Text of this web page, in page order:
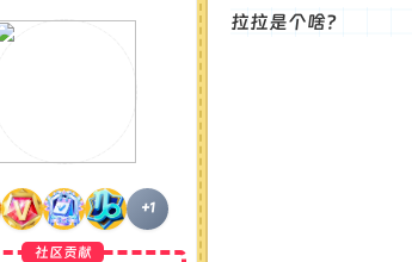
+1
社区贡献
拉拉是个啥？